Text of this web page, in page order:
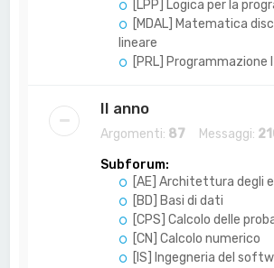
[LPP] Logica per la
[MDAL] Matematica
lineare
[PRL] Programmazione
II anno
Argomenti: 87 Messaggi:
Subforum:
[AE] Architettura degli
[BD] Basi di dati
[CPS] Calcolo delle
[CN] Calcolo numerico
[IS] Ingegneria del